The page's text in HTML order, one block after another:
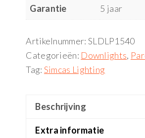
Garantie
5 jaar
Artikelnummer: SLDLP1540
Categorieën: Downlights,
Tag: Simcas Lighting
Beschrijving
Extra informatie